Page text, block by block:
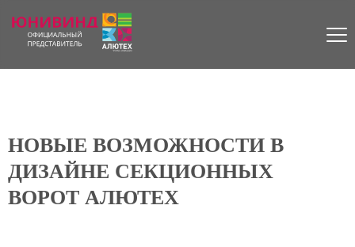
НОВЫЕ ВОЗМОЖНОСТИ В
ДИЗАЙНЕ СЕКЦИОННЫХ
ВОРОТ АЛЮТЕХ